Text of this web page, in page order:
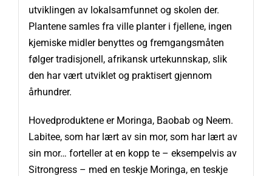
utviklingen av lokalsamfunnet og skolen der.
Plantene samles fra ville planter i fjellene, ingen
kjemiske midler benyttes og fremgangsmåten
følger tradisjonell, afrikansk urtekunnskap, slik
den har vært utviklet og praktisert gjennom
århundrer.
Hovedproduktene er Moringa, Baobab og Neem.
Labitee, som har lært av sin mor, som har lært av
sin mor… forteller at en kopp te – eksempelvis av
Sitrongress – med en teskje Moringa, en teskje